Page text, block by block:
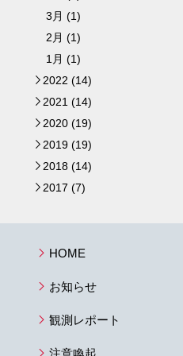
3月 (1)
2月 (1)
1月 (1)
►
2022 (14)
►
2021 (14)
►
2020 (19)
►
2019 (19)
►
2018 (14)
►
2017 (7)
HOME
お知らせ
観測レポート
注意喚起